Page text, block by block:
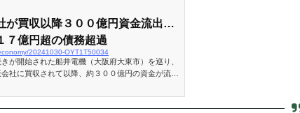
が買収以降３００億円資金流出…
７億円超の債務超過
20241030-OYT1T50034
が開始された船井電機（大阪府大東市）を巡り、
社に買収されて以降、約３００億円の資金が流出
サー